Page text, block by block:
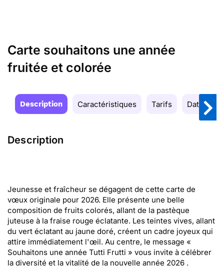
Carte souhaitons une année
fruitée et colorée
Description Caractéristiques Tarifs Date de
Description
Jeunesse et fraîcheur se dégagent de cette carte de
vœux originale pour 2026. Elle présente une belle
composition de fruits colorés, allant de la pastèque
juteuse à la fraise rouge éclatante. Les teintes vives, allant
du vert éclatant au jaune doré, créent un cadre joyeux qui
attire immédiatement l'œil. Au centre, le message «
Souhaitons une année Tutti Frutti » vous invite à célébrer
la diversité et la vitalité de la nouvelle année 2026 .